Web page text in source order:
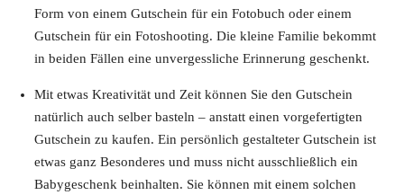
Form von einem Gutschein für ein Fotobuch oder einem
Gutschein für ein Fotoshooting. Die kleine Familie bekommt
in beiden Fällen eine unvergessliche Erinnerung geschenkt.
Mit etwas Kreativität und Zeit können Sie den Gutschein
natürlich auch selber basteln – anstatt einen vorgefertigten
Gutschein zu kaufen. Ein persönlich gestalteter Gutschein ist
etwas ganz Besonderes und muss nicht ausschließlich ein
Babygeschenk beinhalten. Sie können mit einem solchen